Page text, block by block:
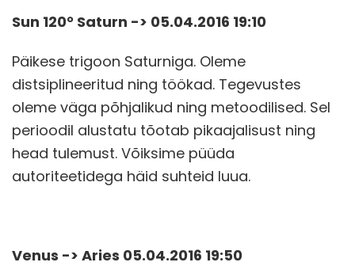
Sun 120° Saturn -> 05.04.2016 19:10
Päikese trigoon Saturniga. Oleme
distsiplineeritud ning töökad. Tegevustes
oleme väga põhjalikud ning metoodilised. Sel
perioodil alustatu tõotab pikaajalisust ning
head tulemust. Võiksime püüda
autoriteetidega häid suhteid luua.
Venus -> Aries 05.04.2016 19:50